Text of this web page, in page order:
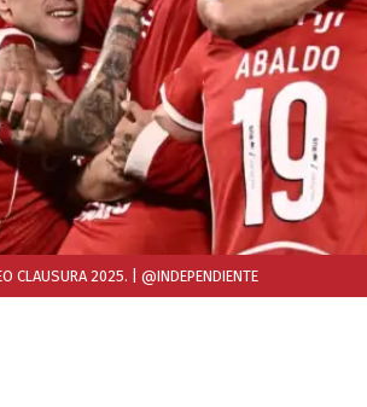
CLAUSURA 2025. | @INDEPENDIENTE